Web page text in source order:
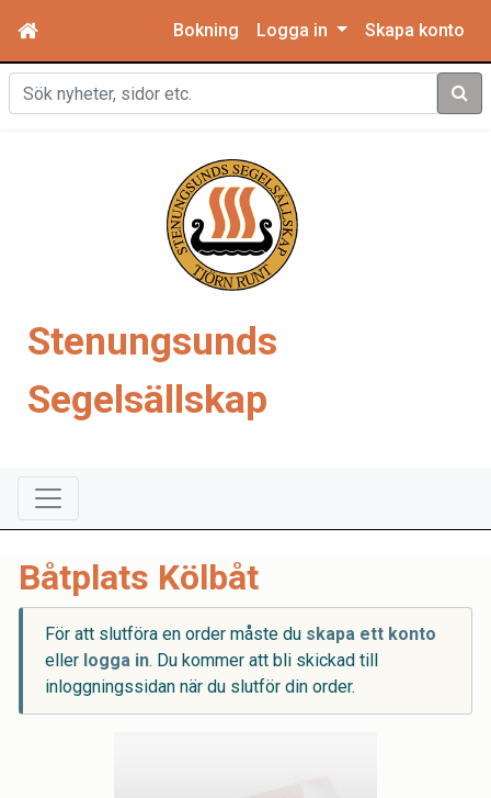
Bokning Logga in Skapa konto
Sök
Stenungsunds
Segelsällskap
Båtplats Kölbåt
För att slutföra en order måste du skapa ett konto
eller logga in. Du kommer att bli skickad till
inloggningssidan när du slutför din order.